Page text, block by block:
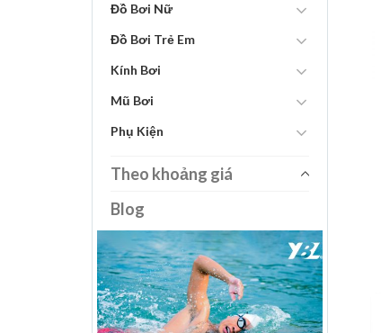
Đồ Bơi Nữ
Đồ Bơi Trẻ Em
Kính Bơi
Mũ Bơi
Phụ Kiện
Theo khoảng giá
Blog